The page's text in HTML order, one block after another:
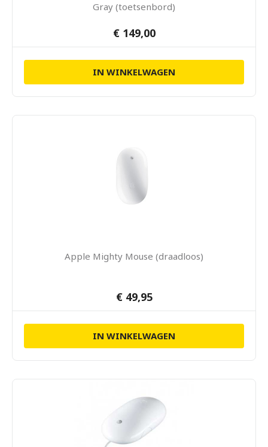
Gray (toetsenbord)
€ 149,00
IN WINKELWAGEN
Apple Mighty Mouse (draadloos)
€ 49,95
IN WINKELWAGEN